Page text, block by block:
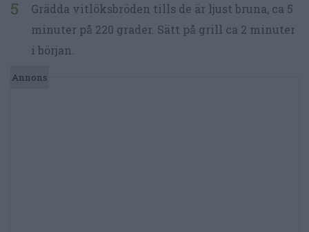
Grädda vitlöksbröden tills de är ljust bruna, ca 5
minuter på 220 grader. Sätt på grill ca 2 minuter
i början.